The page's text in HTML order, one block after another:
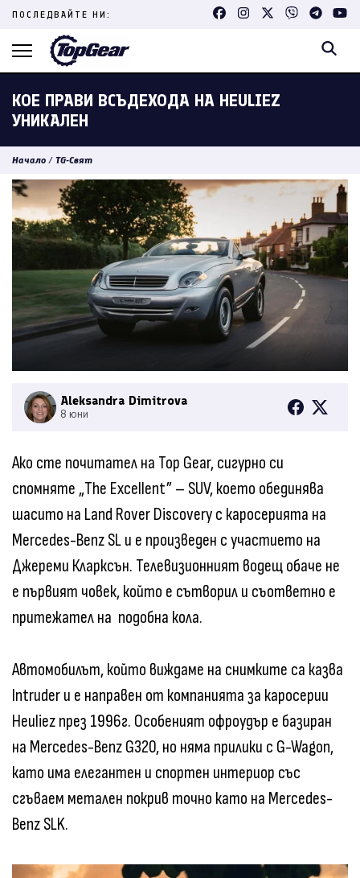
Skip
content
ПОСЛЕДВАЙТЕ НИ:
КОЕ ПРАВИ ВСЪДЕХОДА НА HEULIEZ
УНИКАЛЕН
Начало / TG-Свят
Aleksandra Dimitrova
8 юни
Ако сте почитател на Top Gear, сигурно си
спомняте „The Excellent” – SUV, което обединява
шасито на Land Rover Discovery с каросерията на
Mercedes-Benz SL и е произведен с участието на
Джереми Кларксън. Телевизионният водещ обаче не
е първият човек, който е сътворил и съответно е
притежател на подобна кола.
Автомобилът, който виждаме на снимките са казва
Intruder и е направен от компанията за каросерии
Heuliez през 1996г. Особеният офроудър е базиран
на Mercedes-Benz G320, но няма прилики с G-Wagon,
като има елегантен и спортен интериор със
сгъваем метален покрив точно като на Mercedes-
Benz SLK.